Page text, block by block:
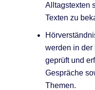
Alltagstexten
Texten zu
werden in der
geprüft und
Gespräche
Themen.